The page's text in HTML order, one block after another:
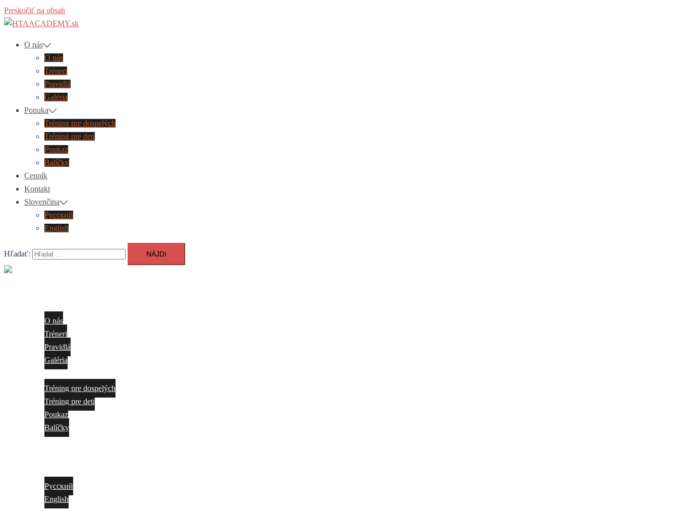
Preskočiť na obsah
O nás
O nás
Tréneri
Pravidlá
Galéria
Ponuka
Tréning pre dospelých
Tréning pre deti
Poukaz
Balíčky
Cenník
Kontakt
Slovenčina
Русский
English
Hľadať:
O nás
Tréneri
Pravidlá
Galéria
Tréning pre dospelých
Tréning pre deti
Poukaz
Balíčky
Русский
English